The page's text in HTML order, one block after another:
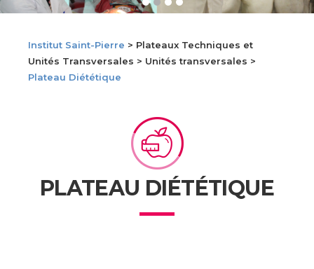
Institut Saint-Pierre > Plateaux Techniques et
Unités Transversales > Unités transversales >
Plateau Diététique
PLATEAU DIÉTÉTIQUE